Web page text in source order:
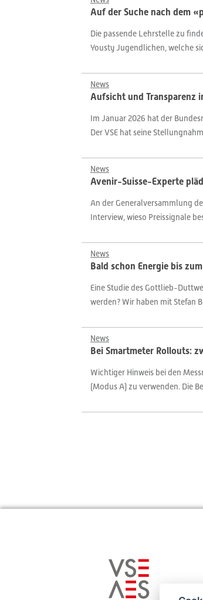
Auf der Suche nach dem
Die passende Lehrstelle zu
Yousty Jugendlichen, welche
News
Aufsicht und Transparenz
Im Januar 2026 hat der
Der VSE hat seine
News
Avenir-Suisse-Experte
An der Generalversammlung
Interview, wieso Preissignale
News
Bald schon Energie bis
Eine Studie des Gottlieb-
werden? Wir haben mit Stefan
News
Bei Smartmeter Rollouts:
Wichtiger Hinweis bei den
(Modus A) zu verwenden. Die